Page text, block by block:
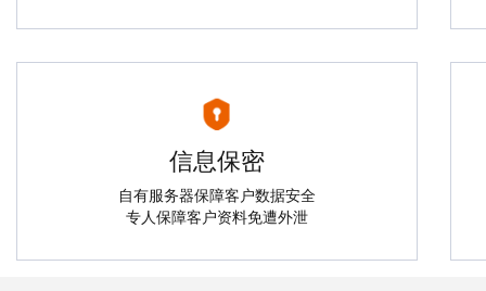
信息保密
自有服务器保障客户数据安全
专人保障客户资料免遭外泄